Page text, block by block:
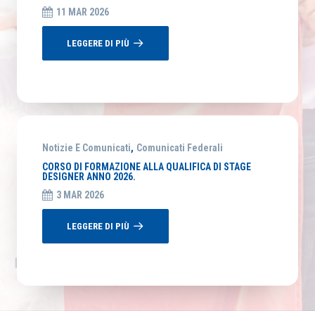
11 MAR 2026
LEGGERE DI PIÙ
Notizie E Comunicati, Comunicati Federali
CORSO DI FORMAZIONE ALLA QUALIFICA DI STAGE
DESIGNER ANNO 2026.
3 MAR 2026
LEGGERE DI PIÙ